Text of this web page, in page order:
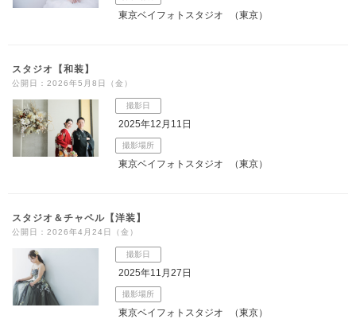
東京ベイフォトスタジオ （東京）
スタジオ【和装】
公開日：2026年5月8日（金）
撮影日
2025年12月11日
撮影場所
東京ベイフォトスタジオ （東京）
スタジオ＆チャペル【洋装】
公開日：2026年4月24日（金）
撮影日
2025年11月27日
撮影場所
東京ベイフォトスタジオ （東京）